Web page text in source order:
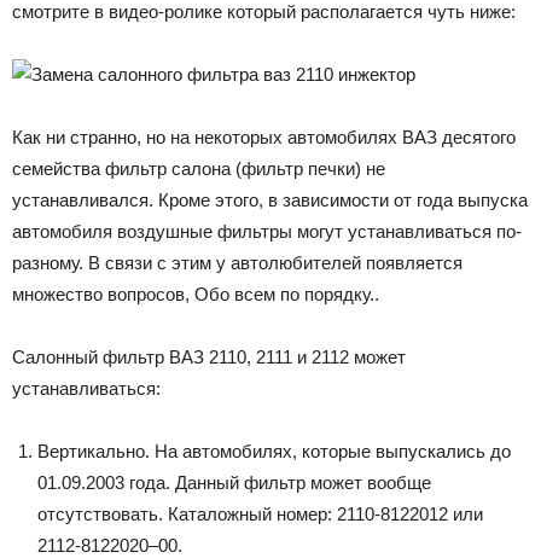
смотрите в видео-ролике который располагается чуть ниже:
Как ни странно, но на некоторых автомобилях ВАЗ десятого
семейства фильтр салона (фильтр печки) не
устанавливался. Кроме этого, в зависимости от года выпуска
автомобиля воздушные фильтры могут устанавливаться по-
разному. В связи с этим у автолюбителей появляется
множество вопросов, Обо всем по порядку..
Салонный фильтр ВАЗ 2110, 2111 и 2112 может
устанавливаться:
Вертикально. На автомобилях, которые выпускались до
01.09.2003 года. Данный фильтр может вообще
отсутствовать. Каталожный номер: 2110-8122012 или
2112-8122020–00.